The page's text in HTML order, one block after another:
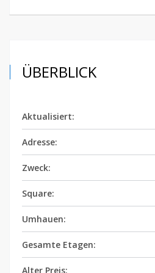
ÜBERBLICK
Aktualisiert:
Adresse:
Zweck:
Square:
Umhauen:
Gesamte Etagen:
Alter Preis: